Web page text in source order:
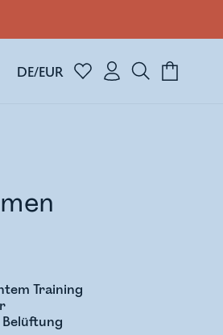
DE/EUR
Training